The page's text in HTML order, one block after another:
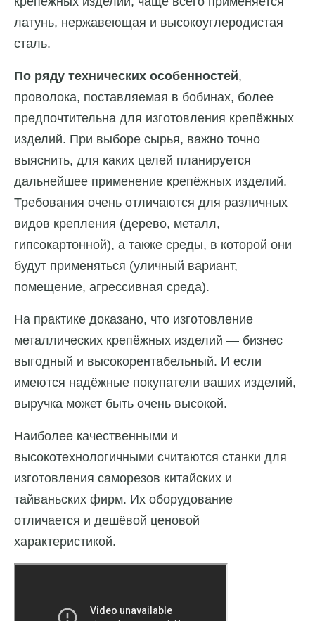
латунь, нержавеющая и высокоуглеродистая
сталь.
По ряду технических особенностей,
проволока, поставляемая в бобинах, более
предпочтительна для изготовления крепёжных
изделий. При выборе сырья, важно точно
выяснить, для каких целей планируется
дальнейшее применение крепёжных изделий.
Требования очень отличаются для различных
видов крепления (дерево, металл,
гипсокартонной), а также среды, в которой они
будут применяться (уличный вариант,
помещение, агрессивная среда).
На практике доказано, что изготовление
металлических крепёжных изделий — бизнес
выгодный и высокорентабельный. И если
имеются надёжные покупатели ваших изделий,
выручка может быть очень высокой.
Наиболее качественными и
высокотехнологичными считаются станки для
изготовления саморезов китайских и
тайваньских фирм. Их оборудование
отличается и дешёвой ценовой
характеристикой.